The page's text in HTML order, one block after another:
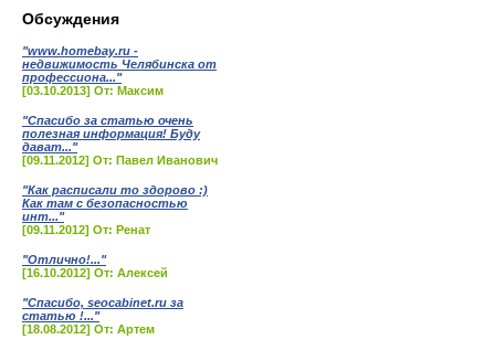
Обсуждения
"www.homebay.ru -
недвижимость Челябинска от
профессиона..."
[03.10.2013] От: Максим
"Спасибо за статью очень
полезная информация! Буду
дават..."
[09.11.2012] От: Павел Иванович
"Как расписали то здорово :)
Как там с безопасностью
инт..."
[09.11.2012] От: Ренат
"Отлично!..."
[16.10.2012] От: Алексей
"Спасибо, seocabinet.ru за
статью !..."
[18.08.2012] От: Артем